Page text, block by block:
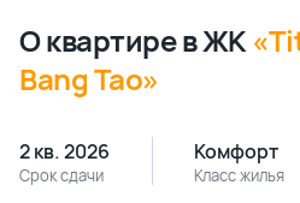
О квартире в ЖК
Bang Tao»
2 кв. 2026
Срок сдачи
Комфорт
Класс жилья